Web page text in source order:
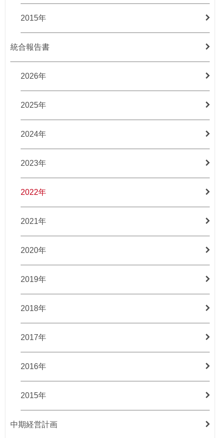
2015年
統合報告書
2026年
2025年
2024年
2023年
2022年
2021年
2020年
2019年
2018年
2017年
2016年
2015年
中期経営計画